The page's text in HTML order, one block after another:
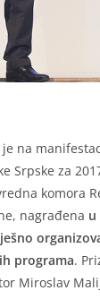
na
Srpskе za
komora
nagrađena u
programa.
Miroslav